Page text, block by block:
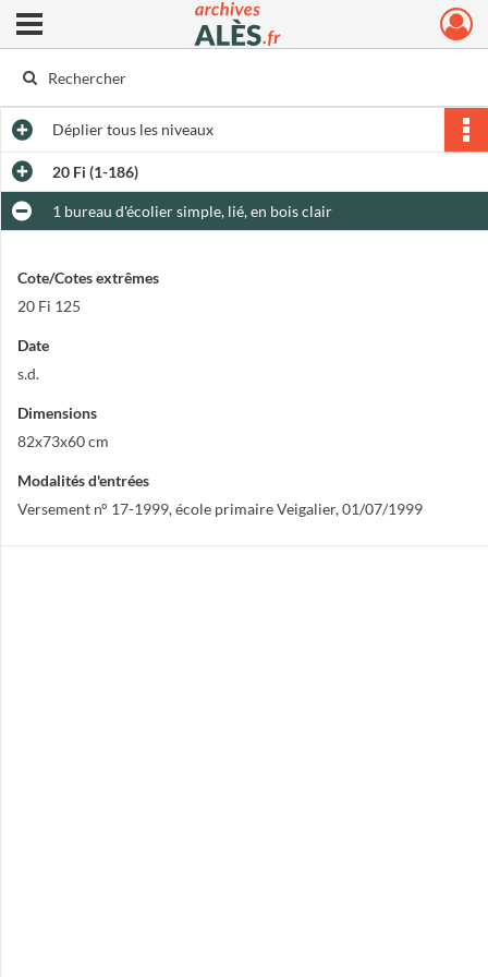
Archives municipales d'Alès
Ouvrir le menu déroulant
Dépliertous les niveaux
20 Fi (1-186)
1 bureau d'écolier simple, lié, en bois clair
Cote/Cotes extrêmes
20 Fi 125
Date
s.d.
Dimensions
82x73x60 cm
Modalités d'entrées
Versement n° 17-1999, école primaire Veigalier, 01/07/1999